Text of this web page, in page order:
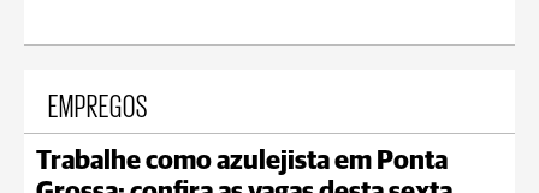
EMPREGOS
Trabalhe como azulejista em Ponta